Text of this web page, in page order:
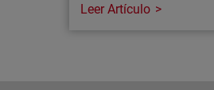
Leer Artículo